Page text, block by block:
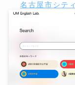
名古屋市シテ